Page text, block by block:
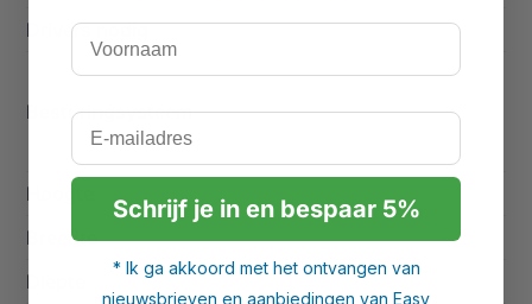
Drivers nodig
Nee, Plug & Play
Besturingsysteem
Windows 10, Windows
7, Windows 8, Windows
Hoogte
Breedte
9,5 cm
Diepte
15,24 cm
Voornaam
E-mailadres
Schrijf je in en bespaar 5%
* Ik ga akkoord met het ontvangen van
nieuwsbrieven en aanbiedingen van Easy